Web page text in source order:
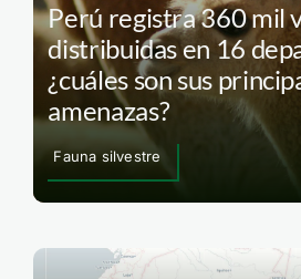
Perú registra 360 mil
distribuidas en 16
¿cuáles son sus
amenazas?
Fauna silvestre